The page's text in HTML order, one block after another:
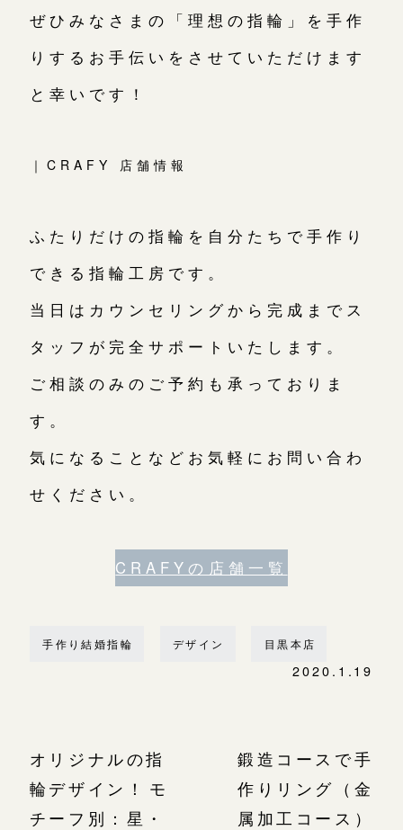
ぜひみなさまの「理想の指輪」を手作
りするお手伝いをさせていただけます
と幸いです！
｜CRAFY 店舗情報
ふたりだけの指輪を自分たちで手作り
できる指輪工房です。
当日はカウンセリングから完成までス
タッフが完全サポートいたします。
ご相談のみのご予約も承っておりま
す。
気になることなどお気軽にお問い合わ
せください。
CRAFYの店舗一覧
手作り結婚指輪 デザイン 目黒本店
2020.1.19
オリジナルの指
輪デザイン！モ
チーフ別：星・
鍛造コースで手
作りリング（金
属加工コース）